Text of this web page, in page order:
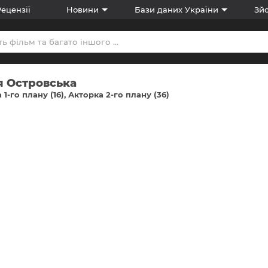
Новини Бази даних України
Островська
1-го плану (16) Акторка 2-го плану (36)